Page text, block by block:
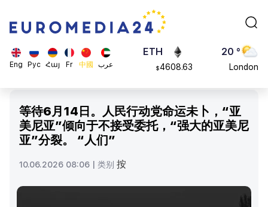
Eng Рус Հայ Fr 中國 عرب
ADA
0.868816
ETH
$4608.63
20 °
London
23 °
Brussels
Madrid
等待6月14日。人民行动党命运未卜，“亚
美尼亚”倾向于不接受委托，“强大的亚美尼
亚”分裂。 “人们”
10.06.2026 08:06 | 类别 按